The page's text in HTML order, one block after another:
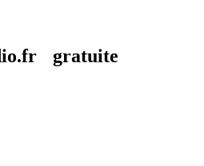
gratuite